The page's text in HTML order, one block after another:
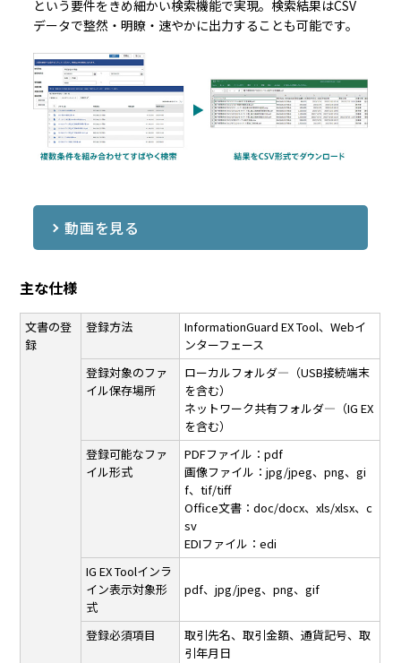
という要件をきめ細かい検索機能で実現。検索結果はCSV
データで整然・明瞭・速やかに出力することも可能です。
動画を見る
主な仕様
文書の登
録
登録方法
InformationGuard EX Tool、Webイ
ンターフェース
登録対象のファ
イル保存場所
ローカルフォルダ―（USB接続端末
を含む）
ネットワーク共有フォルダ―（IG EX
を含む）
登録可能なファ
イル形式
PDFファイル：pdf
画像ファイル：jpg/jpeg、png、gi
f、tif/tiff
Ofﬁce文書：doc/docx、xls/xlsx、c
sv
EDIファイル：edi
IG EX Toolインラ
イン表示対象形
式
pdf、jpg/jpeg、png、gif
登録必須項目
取引先名、取引金額、通貨記号、取
引年月日